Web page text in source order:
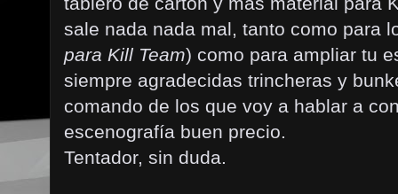
sale nada nada mal, tanto como para
para Kill Team) como para ampliar tu
siempre agradecidas trincheras y
comando de los que voy a hablar a
escenografía buen precio.
Tentador, sin duda.